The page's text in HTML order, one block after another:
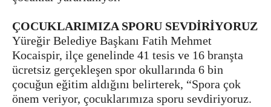
ÇOCUKLARIMIZA SPORU SEVDİRİYORUZ
Yüreğir Belediye Başkanı Fatih Mehmet
Kocaispir, ilçe genelinde 41 tesis ve 16 branşta
ücretsiz gerçekleşen spor okullarında 6 bin
çocuğun eğitim aldığını belirterek, “Spora çok
önem veriyor, çocuklarımıza sporu sevdiriyoruz.